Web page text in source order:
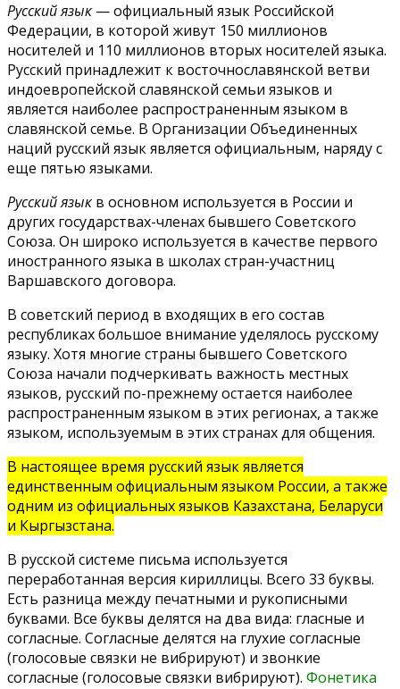
Русский язык — официальный язык Российской
Федерации, в которой живут 150 миллионов
носителей и 110 миллионов вторых носителей языка.
Русский принадлежит к восточнославянской ветви
индоевропейской славянской семьи языков и
является наиболее распространенным языком в
славянской семье. В Организации Объединенных
наций русский язык является официальным, наряду с
еще пятью языками.
Русский язык в основном используется в России и
других государствах-членах бывшего Советского
Союза. Он широко используется в качестве первого
иностранного языка в школах стран-участниц
Варшавского договора.
В советский период в входящих в его состав
республиках большое внимание уделялось русскому
языку. Хотя многие страны бывшего Советского
Союза начали подчеркивать важность местных
языков, русский по-прежнему остается наиболее
распространенным языком в этих регионах, а также
языком, используемым в этих странах для общения.
В настоящее время русский язык является
единственным официальным языком России, а также
одним из официальных языков Казахстана, Беларуси
и Кыргызстана.
В русской системе письма используется
переработанная версия кириллицы. Всего 33 буквы.
Есть разница между печатными и рукописными
буквами. Все буквы делятся на два вида: гласные и
согласные. Согласные делятся на глухие согласные
(голосовые связки не вибрируют) и звонкие
согласные (голосовые связки вибрируют). Фонетика